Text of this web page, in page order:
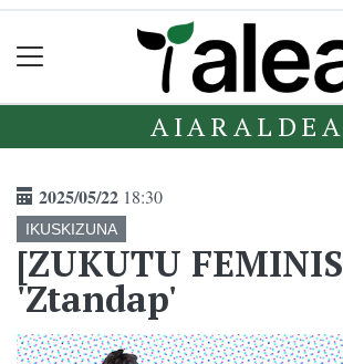
AIARALDEA
2025/05/22 18:30
IKUSKIZUNA
[ZUKUTU
'Ztandap'